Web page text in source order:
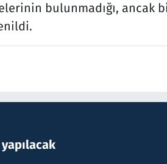
bulunmadığı, ancak